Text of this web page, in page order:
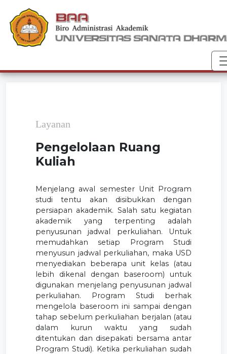
Layanan
Pengelolaan Ruang
Kuliah
Menjelang awal semester Unit Program
studi tentu akan disibukkan dengan
persiapan akademik. Salah satu kegiatan
akademik yang terpenting adalah
penyusunan jadwal perkuliahan. Untuk
memudahkan setiap Program Studi
menyusun jadwal perkuliahan, maka USD
menyediakan beberapa unit kelas (atau
lebih dikenal dengan baseroom) untuk
digunakan menjelang penyusunan jadwal
perkuliahan. Program Studi berhak
mengelola baseroom ini sampai dengan
tahap sebelum perkuliahan berjalan (atau
dalam kurun waktu yang sudah
ditentukan dan disepakati bersama antar
Program Studi). Ketika perkuliahan sudah